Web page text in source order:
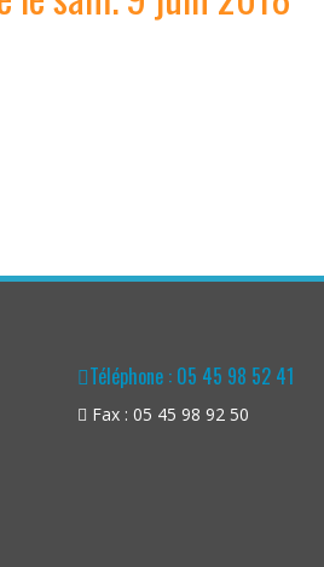
Téléphone : 05 45 98 52 41
Fax : 05 45 98 92 50